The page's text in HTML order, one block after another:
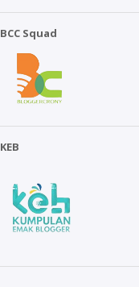
BCC Squad
KEB